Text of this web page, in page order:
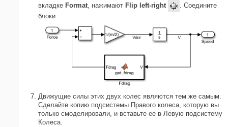
вкладке Format , нажимают Flip left-right
. Соедините
блоки.
Движущие силы этих двух колес являются тем же самым.
Сделайте копию подсистемы Правого колеса, которую вы
только смоделировали, и вставьте ее в Левую подсистему
Колеса.